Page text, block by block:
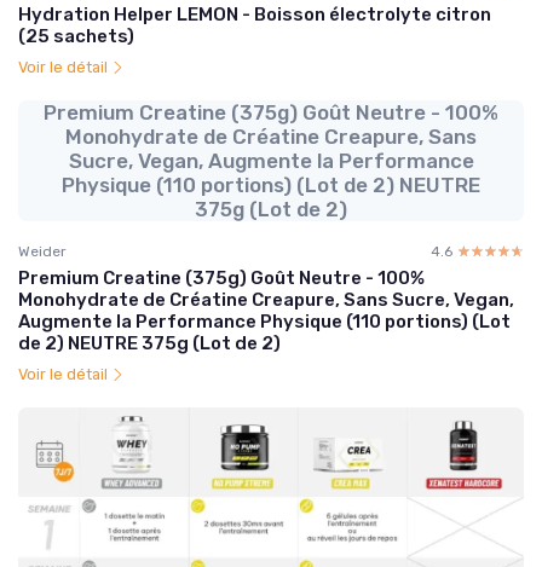
Hydration Helper LEMON - Boisson électrolyte citron
(25 sachets)
Voir le détail
Premium Creatine (375g) Goût Neutre - 100%
Monohydrate de Créatine Creapure, Sans
Sucre, Vegan, Augmente la Performance
Physique (110 portions) (Lot de 2) NEUTRE
375g (Lot de 2)
Weider 4.6 ☆☆☆☆☆
★★★★★
Premium Creatine (375g) Goût Neutre - 100%
Monohydrate de Créatine Creapure, Sans Sucre, Vegan,
Augmente la Performance Physique (110 portions) (Lot
de 2) NEUTRE 375g (Lot de 2)
Voir le détail